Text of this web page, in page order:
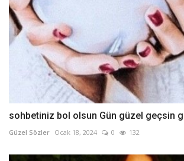
sohbetiniz bol olsun Gün güzel geçsin
Güzel Sözler Ocak 18, 2024 0 132